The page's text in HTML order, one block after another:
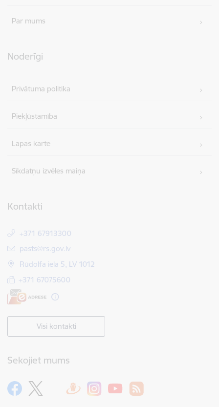
Par mums
Noderīgi
Privātuma politika
Piekļūstamība
Lapas karte
Sīkdatņu izvēles maiņa
Kontakti
+371 67913300
E-pasts:
pasts@rs.gov.lv
Rūdolfa iela 5, LV 1012
+371 67075600
Visi kontakti
Sekojiet mums